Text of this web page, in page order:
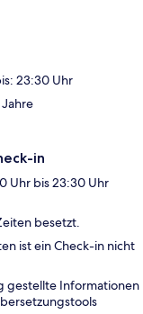
23:30 Uhr
in
Uhr bis 23:30 Uhr
besetzt.
ist ein Check-in nicht
gestellte Informationen